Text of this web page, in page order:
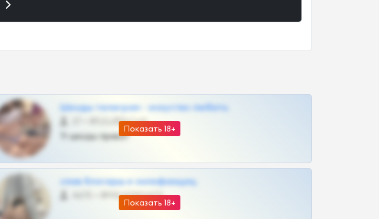
Показать 18+
Шкоды телеграм - искуство любить
@SZu3ll3sCatt_bot
Тг шкоды приват
Показать 18+
слив блогерш и онлифанщиц
@MILKPRIVATES39BOT